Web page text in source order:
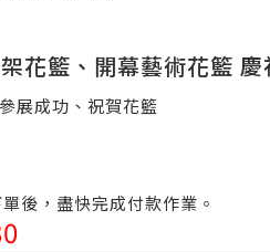
花籃、開幕藝術花籃
展成功、祝賀花籃
後，盡快完成付款作業。